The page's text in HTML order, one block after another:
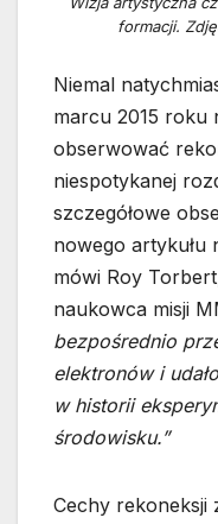
formacji.
Niemal
marcu 2015 roku
obserwować
niespotykanej
szczegółowe
nowego artykułu
mówi Roy
naukowca misji
bezpośrednio
elektronów i
w historii
środowisku.”
Cechy rekoneksji